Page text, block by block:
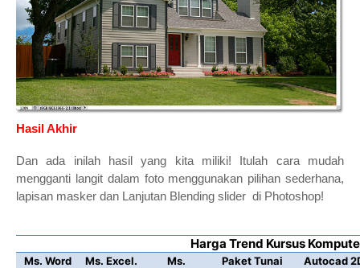
Hasil Akhir
Dan ada inilah hasil yang kita miliki! Itulah cara mudah
mengganti langit dalam foto menggunakan pilihan sederhana,
lapisan masker dan Lanjutan Blending slider di Photoshop!
Harga Trend Kursus
Ms. Word Ms. Excel.
Ms.
Paket Tunai
Autocad